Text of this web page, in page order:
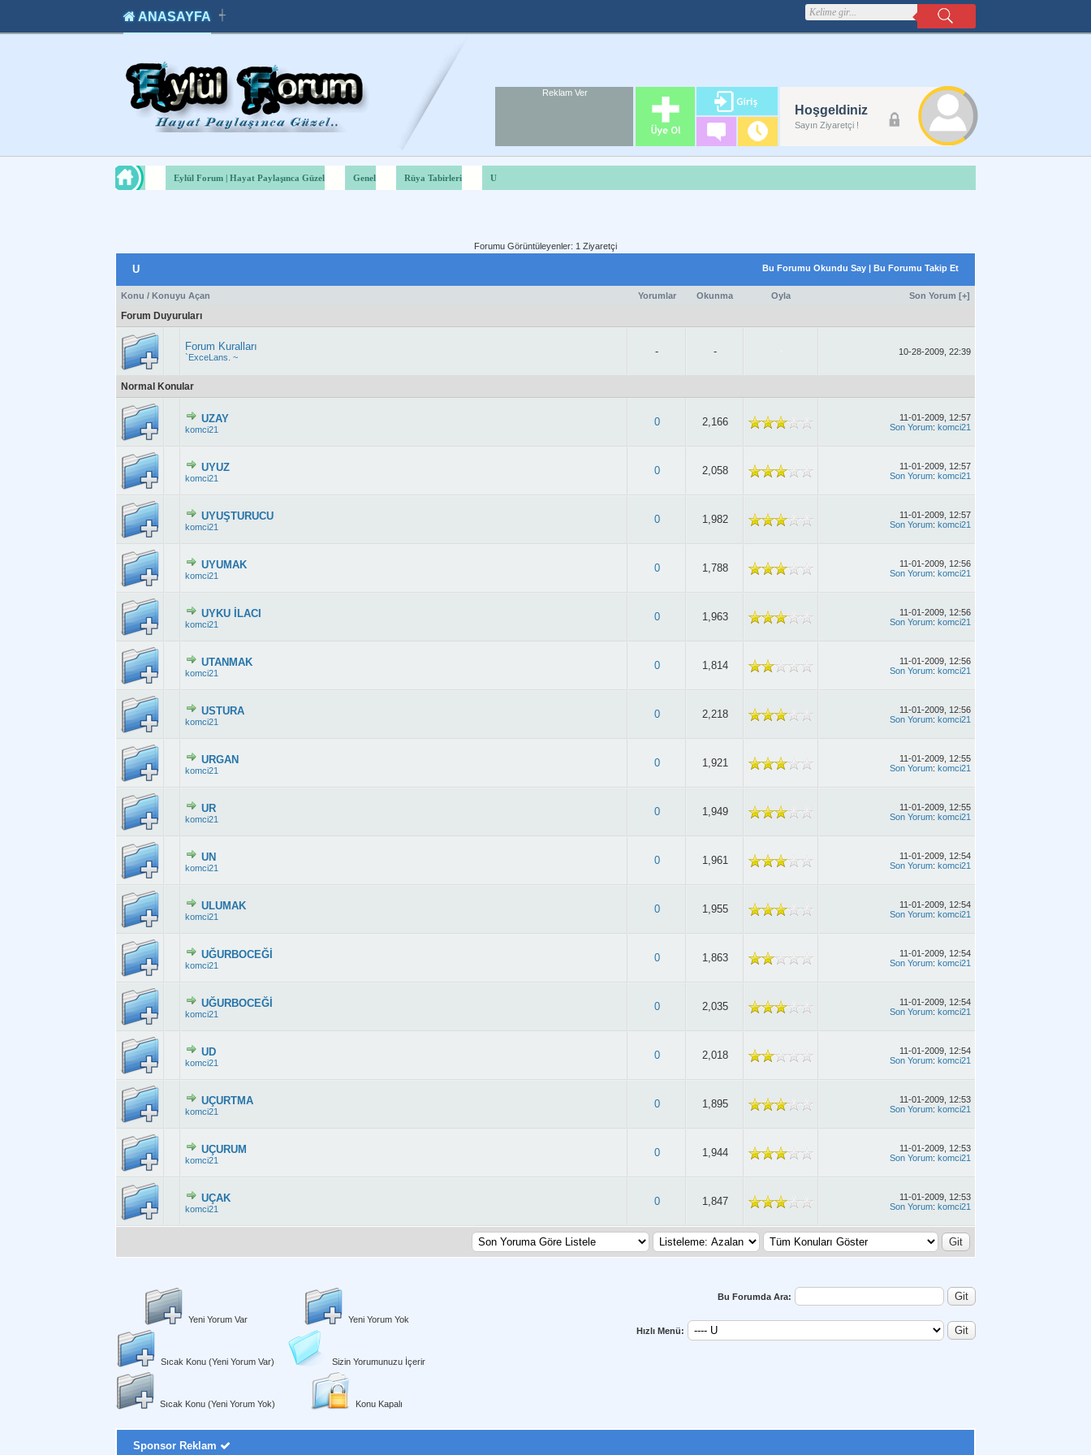
satın
takipçi
ANASAYFA ┽
Hoşgeldiniz
Sayın Ziyaretçi !
Reklam Ver
Forum
Reklam Alanı
Eylül Forum | Hayat Paylaşınca Güzel Genel Rüya Tabirleri U
Forumu Görüntüleyenler: 1 Ziyaretçi
Bu Forumu Okundu Say | Bu Forumu Takip Et
U
Konu / Konuyu Açan Yorumlar Okunma Oyla Son Yorum [+]
Forum Duyuruları
Forum Kuralları
`ExceLans. ~ - - 10-28-2009, 22:39
Normal Konular
UZAY
komci21
0 2,166
11-01-2009, 12:57
Son Yorum: komci21
UYUZ
komci21
0 2,058
11-01-2009, 12:57
Son Yorum: komci21
UYUŞTURUCU
komci21
0 1,982
11-01-2009, 12:57
Son Yorum: komci21
UYUMAK
komci21
0 1,788
11-01-2009, 12:56
Son Yorum: komci21
UYKU İLACI
komci21
0 1,963
11-01-2009, 12:56
Son Yorum: komci21
UTANMAK
komci21
0 1,814
11-01-2009, 12:56
Son Yorum: komci21
USTURA
komci21
0 2,218
11-01-2009, 12:56
Son Yorum: komci21
URGAN
komci21
0 1,921
11-01-2009, 12:55
Son Yorum: komci21
UR
komci21
0 1,949
11-01-2009, 12:55
Son Yorum: komci21
UN
komci21
0 1,961
11-01-2009, 12:54
Son Yorum: komci21
ULUMAK
komci21
0 1,955
11-01-2009, 12:54
Son Yorum: komci21
UĞURBOCEĞİ
komci21
0 1,863
11-01-2009, 12:54
Son Yorum: komci21
UĞURBOCEĞİ
komci21
0 2,035
11-01-2009, 12:54
Son Yorum: komci21
UD
komci21
0 2,018
11-01-2009, 12:54
Son Yorum: komci21
UÇURTMA
komci21
0 1,895
11-01-2009, 12:53
Son Yorum: komci21
UÇURUM
komci21
0 1,944
11-01-2009, 12:53
Son Yorum: komci21
UÇAK
komci21
0 1,847
11-01-2009, 12:53
Son Yorum: komci21
Yeni Yorum Var
Sıcak Konu (Yeni Yorum Var)
Sıcak Konu (Yeni Yorum Yok)
Yeni Yorum Yok
Sizin Yorumunuzu İçerir
Konu Kapalı
Bu Forumda Ara:
Hızlı Menü:
Sponsor Reklam